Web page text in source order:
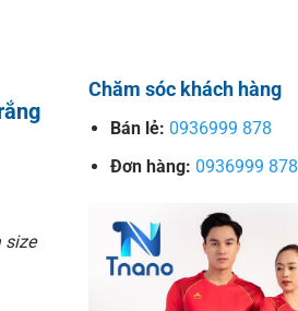
size
Chăm sóc khách hàng
Bán lẻ: 0936999 878
Đơn hàng: 0936999 878